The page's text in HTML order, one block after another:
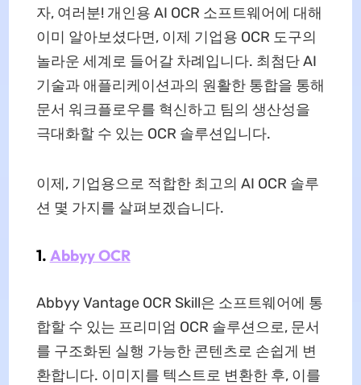
자, 여러분! 개인용 AI OCR 소프트웨어에 대해
이미 알아보셨다면, 이제 기업용 OCR 도구의
놀라운 세계로 들어갈 차례입니다. 최첨단 AI
기술과 애플리케이션과의 원활한 통합을 통해
문서 워크플로우를 혁신하고 팀의 생산성을
극대화할 수 있는 OCR 솔루션입니다.
이제, 기업용으로 적합한 최고의 AI OCR 솔루
션 몇 가지를 살펴보겠습니다.
1. Abbyy OCR
Abbyy Vantage OCR Skill은 소프트웨어에 통
합할 수 있는 프리미엄 OCR 솔루션으로, 문서
를 구조화된 실행 가능한 콘텐츠로 손쉽게 변
환합니다. 이미지를 텍스트로 변환한 후, 이를